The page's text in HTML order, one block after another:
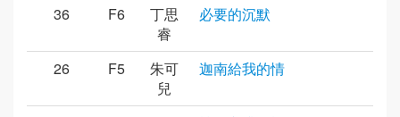
36 F6
丁思
睿
必要的沉默
26 F5
朱可
兒
迦南給我的情